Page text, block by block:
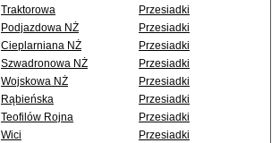
Traktorowa
Przesiadki
Podjazdowa NŻ
Przesiadki
Cieplarniana NŻ
Przesiadki
Szwadronowa NŻ
Przesiadki
Wojskowa NŻ
Przesiadki
Rąbieńska
Przesiadki
Teofilów Rojna
Przesiadki
Wici
Przesiadki